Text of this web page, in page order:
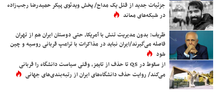
جزئیات جدید از قتل یک مداح/ پخش ویدئوی پیکر حمیدرضا رجب‌زاده
در شبکه‌های معاند
ظریف: بدون مدیریت تنش با آمریکا، حتی دوستان ایران هم از تهران
فاصله می‌گیرند/ایران نباید در مذاکرات با ترامپ قربانی روسیه و چین
شود
از سقوط در QS تا حذف از تایمز، وقتی سیاست دانشگاه را قربانی
می‌کند/ روایت حذف دانشگاه‌های ایران از رتبه‌بندی‌های جهانی